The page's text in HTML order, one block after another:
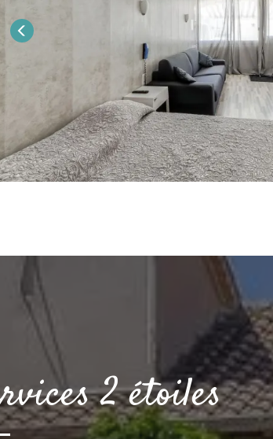
2 étoiles